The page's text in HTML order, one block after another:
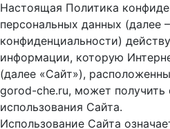
Настоящая Политика
персональных данных (далее
конфиденциальности)
информации, которую
(далее «Сайт»),
gorod-che.ru, может получить
использования Cайта.
Использование Сайта